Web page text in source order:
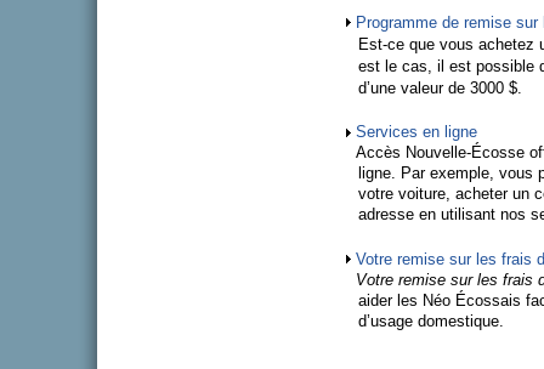
Programme de remise sur
Est-ce que vous achetez
est le cas, il est possible
d’une valeur de 3000 $.
Services en ligne
Accès Nouvelle-Écosse
ligne. Par exemple, vous
votre voiture, acheter un
adresse en utilisant nos
Votre remise sur les frais
Votre remise sur les frais
aider les Néo Écossais
d’usage domestique.